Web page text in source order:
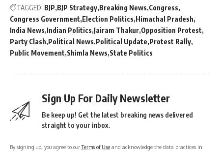
TAGGED: BJP BJP Strategy Breaking News Congress
Congress Government Election Politics Himachal Pradesh
India News Indian Politics Jairam Thakur Opposition Protest
Party Clash Political News Political Update Protest Rally
Public Movement Shimla News State Politics
Sign Up For Daily Newsletter
Be keep up! Get the latest breaking news delivered
straight to your inbox.
By signing up, you agree to ourTerms of Use and acknowledge the data practices in